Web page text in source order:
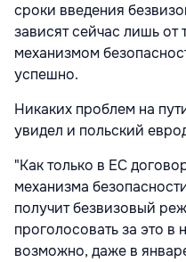
сроки введения
зависят сейчас лишь
механизмом
успешно.
Никаких проблем на
увидел и польский
"Как только в ЕС
механизма
получит безвизовый
проголосовать за это в
возможно, даже в